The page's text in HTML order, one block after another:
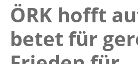
ÖRK hofft
betet für